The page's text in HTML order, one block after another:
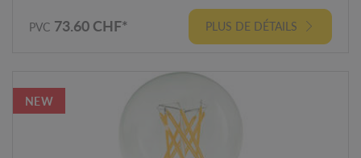
PVC 73.60 CHF* PLUS DE DÉTAILS
NEW